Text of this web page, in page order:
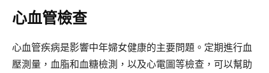
心血管檢查
心血管疾病是影響中年婦女健康的主要問題。定期進行血
壓測量，血脂和血糖檢測，以及心電圖等檢查，可以幫助